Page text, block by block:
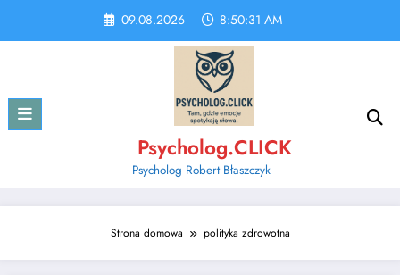
content
09.08.2026 8:50:32 AM
Psycholog.CLICK
Psycholog Robert Błaszczyk
Strona domowa polityka zdrowotna